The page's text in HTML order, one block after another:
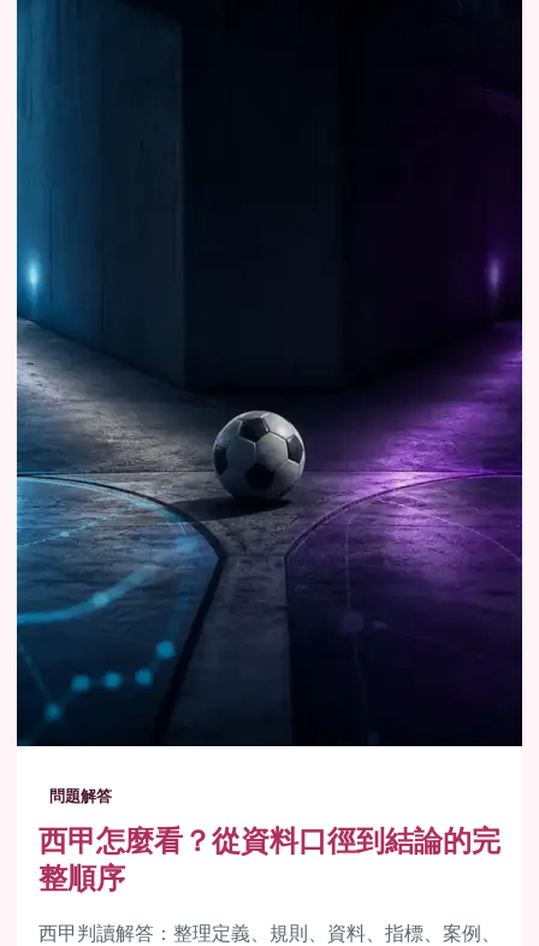
問題解答
西甲怎麼看？從資料口徑到結論的完
整順序
西甲判讀解答：整理定義、規則、資料、指標、案例、